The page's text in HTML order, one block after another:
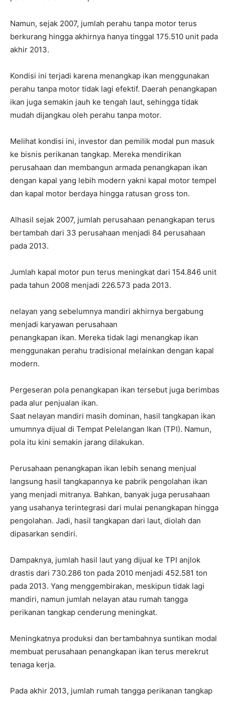
Namun, sejak 2007, jumlah perahu tanpa motor terus
berkurang hingga akhirnya hanya tinggal 175.510 unit pada
akhir 2013.
Kondisi ini terjadi karena menangkap ikan menggunakan
perahu tanpa motor tidak lagi efektif. Daerah penangkapan
ikan juga semakin jauh ke tengah laut, sehingga tidak
mudah dijangkau oleh perahu tanpa motor.
Melihat kondisi ini, investor dan pemilik modal pun masuk
ke bisnis perikanan tangkap. Mereka mendirikan
perusahaan dan membangun armada penangkapan ikan
dengan kapal yang lebih modern yakni kapal motor tempel
dan kapal motor berdaya hingga ratusan gross ton.
Alhasil sejak 2007, jumlah perusahaan penangkapan terus
bertambah dari 33 perusahaan menjadi 84 perusahaan
pada 2013.
Jumlah kapal motor pun terus meningkat dari 154.846 unit
pada tahun 2008 menjadi 226.573 pada 2013.
nelayan yang sebelumnya mandiri akhirnya bergabung
menjadi karyawan perusahaan
penangkapan ikan. Mereka tidak lagi menangkap ikan
menggunakan perahu tradisional melainkan dengan kapal
modern.
Pergeseran pola penangkapan ikan tersebut juga berimbas
pada alur penjualan ikan.
Saat nelayan mandiri masih dominan, hasil tangkapan ikan
umumnya dijual di Tempat Pelelangan Ikan (TPI). Namun,
pola itu kini semakin jarang dilakukan.
Perusahaan penangkapan ikan lebih senang menjual
langsung hasil tangkapannya ke pabrik pengolahan ikan
yang menjadi mitranya. Bahkan, banyak juga perusahaan
yang usahanya terintegrasi dari mulai penangkapan hingga
pengolahan. Jadi, hasil tangkapan dari laut, diolah dan
dipasarkan sendiri.
Dampaknya, jumlah hasil laut yang dijual ke TPI anjlok
drastis dari 730.286 ton pada 2010 menjadi 452.581 ton
pada 2013. Yang menggembirakan, meskipun tidak lagi
mandiri, namun jumlah nelayan atau rumah tangga
perikanan tangkap cenderung meningkat.
Meningkatnya produksi dan bertambahnya suntikan modal
membuat perusahaan penangkapan ikan terus merekrut
tenaga kerja.
Pada akhir 2013, jumlah rumah tangga perikanan tangkap